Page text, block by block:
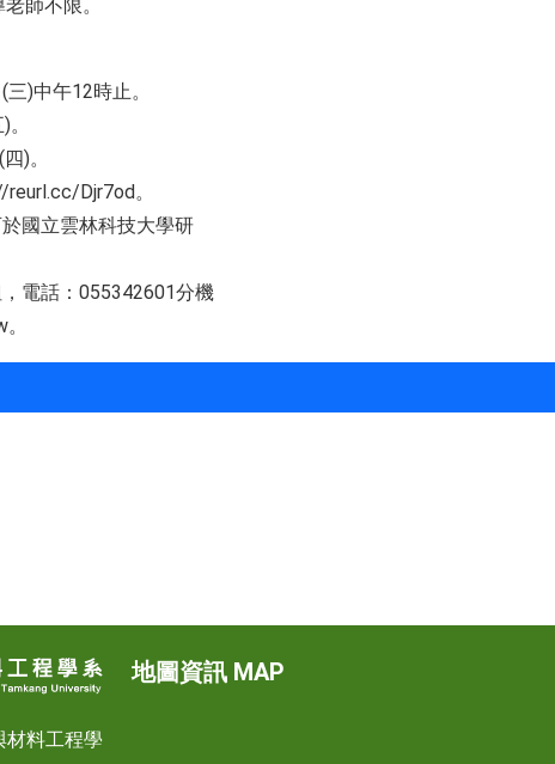
師不限。
)中午12時止。
)。
Djr7od。
國立雲林科技大學研
電話：055342601分機
材料工程學
地圖資訊 MAP